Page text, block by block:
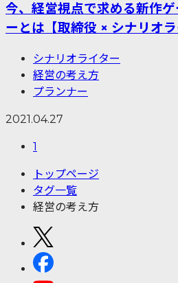
今、経営視点で求める新作
ーとは【取締役 × シナリオラ
シナリオライター
経営の考え方
プランナー
2021.04.27
1
トップページ
タグ一覧
経営の考え方